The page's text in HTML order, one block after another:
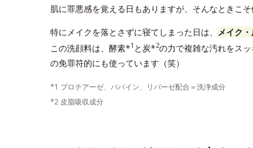
肌に罪悪感を覚える日もありますが、そんなときこ
特にメイクを落とさずに寝てしまった日は、 メイク
この洗顔料は、酵素*1 と炭*2の力で複雑な汚れをス
の免罪符的にも使っています（笑）
*1 プロテアーゼ、パパイン、リパーゼ配合＝洗浄成分
*2 皮脂吸収成分